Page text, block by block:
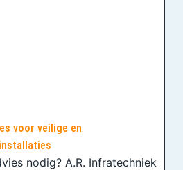
voor veilige en
nodig? A.R. Infratechniek